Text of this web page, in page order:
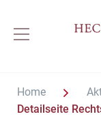
Home
Detailseite